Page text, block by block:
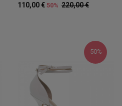
220,00 €
110,00 € 50%
50%